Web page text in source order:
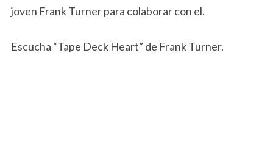
joven Frank Turner para colaborar con el.
Escucha “Tape Deck Heart” de Frank Turner.